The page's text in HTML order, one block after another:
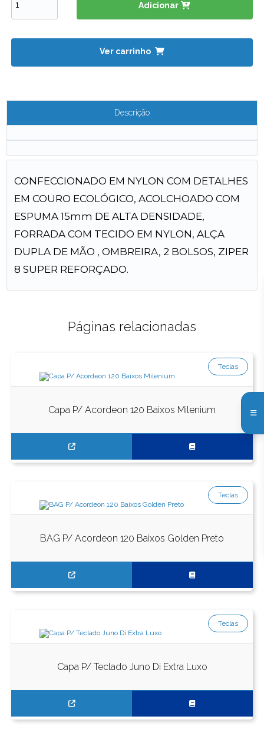
Adicionar
Ver carrinho
Descrição
CONFECCIONADO EM NYLON COM DETALHES
EM COURO ECOLÓGICO, ACOLCHOADO COM
ESPUMA 15mm DE ALTA DENSIDADE,
FORRADA COM TECIDO EM NYLON, ALÇA
DUPLA DE MÃO , OMBREIRA, 2 BOLSOS, ZIPER
8 SUPER REFORÇADO.
Páginas relacionadas
Capa P/ Acordeon 120 Baixos Milenium
Teclas
BAG P/ Acordeon 120 Baixos Golden Preto
Teclas
Capa P/ Teclado Juno Di Extra Luxo
Teclas